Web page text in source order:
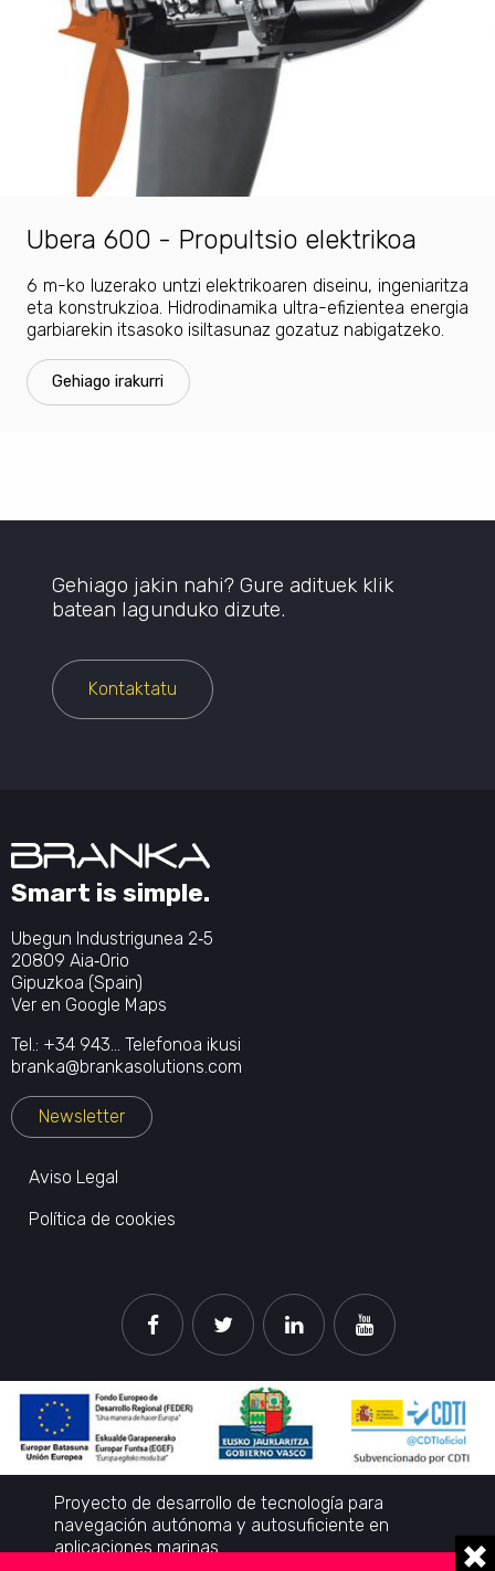
Ubera 600 - Propultsio elektrikoa
6 m-ko luzerako untzi elektrikoaren diseinu, ingeniaritza
eta konstrukzioa. Hidrodinamika ultra-efizientea energia
garbiarekin itsasoko isiltasunaz gozatuz nabigatzeko.
Gehiago irakurri
Gehiago jakin nahi? Gure adituek klik
batean lagunduko dizute.
Kontaktatu
Smart is simple.
Ubegun Industrigunea 2‐5
20809 Aia‐Orio
Gipuzkoa (Spain)
Ver en Google Maps
Tel.: +34 943... Telefonoa ikusi
branka@brankasolutions.com
Newsletter
Aviso Legal
Política de cookies
Proyecto de desarrollo de tecnología para
navegación autónoma y autosuficiente en
aplicaciones marinas.